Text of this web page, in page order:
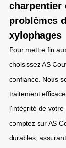
charpentier
problèmes
xylophages
Pour mettre fin
choisissez AS
confiance. Nous
traitement
l'intégrité de votre
comptez sur AS
durables,